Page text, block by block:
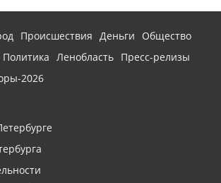
Происшествия Деньги
Общество
Политика Ленобласть Пресс-релизы
2026